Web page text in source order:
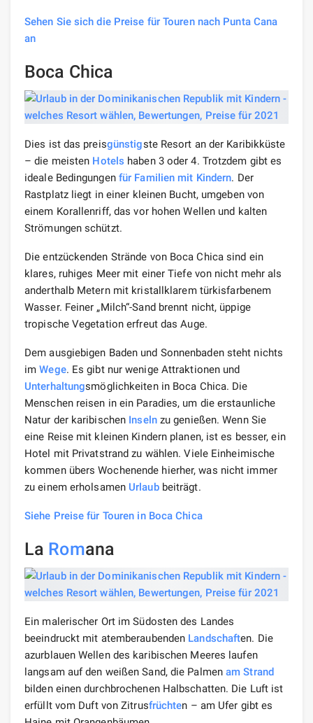
Sehen Sie sich die Preise für Touren nach Punta Cana
an
Boca Chica
Dies ist das preisgünstigste Resort an der Karibikküste
– die meisten Hotels haben 3 oder 4. Trotzdem gibt es
ideale Bedingungen für Familien mit Kindern. Der
Rastplatz liegt in einer kleinen Bucht, umgeben von
einem Korallenriff, das vor hohen Wellen und kalten
Strömungen schützt.
Die entzückenden Strände von Boca Chica sind ein
klares, ruhiges Meer mit einer Tiefe von nicht mehr als
anderthalb Metern mit kristallklarem türkisfarbenem
Wasser. Feiner „Milch“-Sand brennt nicht, üppige
tropische Vegetation erfreut das Auge.
Dem ausgiebigen Baden und Sonnenbaden steht nichts
imWege. Es gibt nur wenige Attraktionen und
Unterhaltungsmöglichkeiten in Boca Chica. Die
Menschen reisen in ein Paradies, um die erstaunliche
Natur der karibischen Inselnzu genießen. Wenn Sie
eine Reise mit kleinen Kindern planen, ist es besser, ein
Hotel mit Privatstrand zu wählen. Viele Einheimische
kommen übers Wochenende hierher, was nicht immer
zu einem erholsamen Urlaubbeiträgt.
Siehe Preise für Touren in Boca Chica
La Romana
Ein malerischer Ort im Südosten des Landes
beeindruckt mit atemberaubenden Landschaften. Die
azurblauen Wellen des karibischen Meeres laufen
langsam auf den weißen Sand, die Palmenam Strand
bilden einen durchbrochenen Halbschatten. Die Luft ist
erfüllt vom Duft von Zitrusfrüchten – am Ufer gibt es